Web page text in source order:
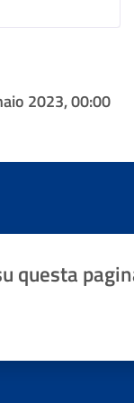
2023, 00:00
questa